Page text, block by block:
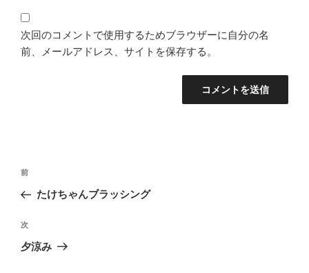
次回のコメントで使用するためブラウザーに自分の名
前、メールアドレス、サイトを保存する。
投
ナ
ビ
ゲ
過
去
投
稿
前
たけちゃんブラッシング
次
の
次
夕涼み